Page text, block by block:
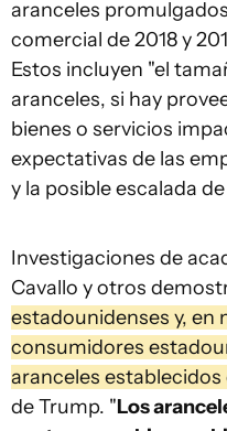
aranceles
comercial de 2018 y
Estos incluyen "el
aranceles, si hay
bienes o servicios
expectativas de las
y la posible escalada
Investigaciones de
Cavallo y otros
estadounidenses y, en
consumidores
aranceles
de Trump. "Los